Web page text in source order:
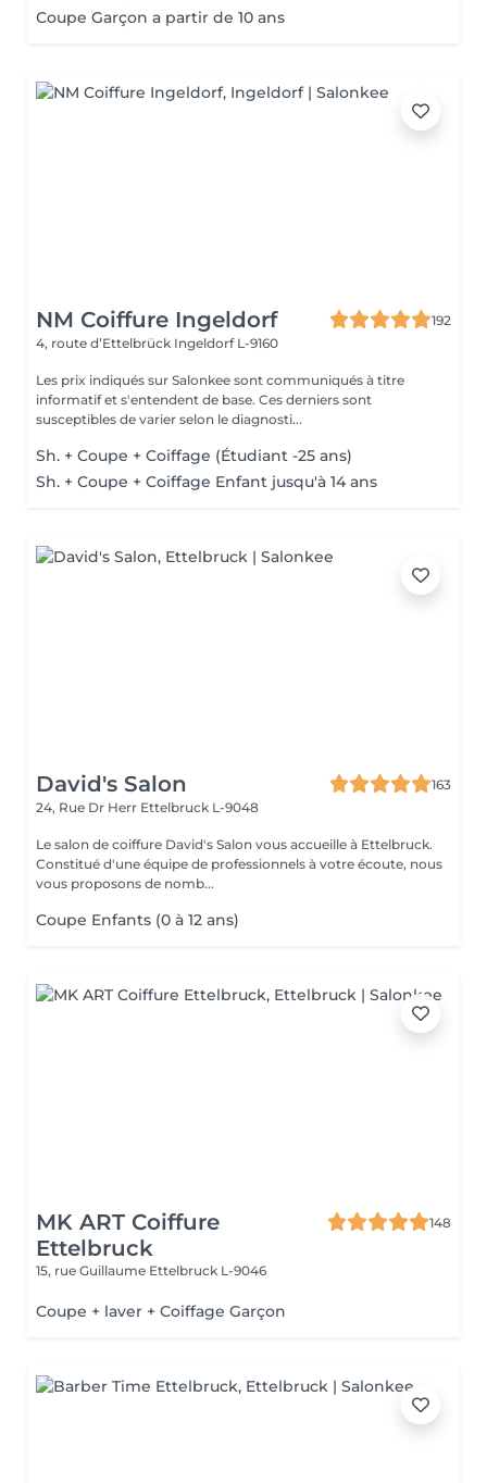
Coupe Garçon a partir de 10 ans
NM Coiffure Ingeldorf
192
4, route d’Ettelbrück Ingeldorf L-9160
Les prix indiqués sur Salonkee sont communiqués à titre
informatif et s'entendent de base. Ces derniers sont
susceptibles de varier selon le diagnosti...
Sh. + Coupe + Coiffage (Étudiant -25 ans)
Sh. + Coupe + Coiffage Enfant jusqu'à 14 ans
David's Salon
163
24, Rue Dr Herr Ettelbruck L-9048
Le salon de coiffure David's Salon vous accueille à Ettelbruck.
Constitué d'une équipe de professionnels à votre écoute, nous
vous proposons de nomb...
Coupe Enfants (0 à 12 ans)
MK ART Coiffure
Ettelbruck
148
15, rue Guillaume Ettelbruck L-9046
Coupe + laver + Coiffage Garçon